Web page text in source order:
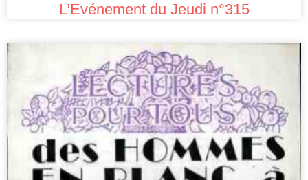
L’Evénement du Jeudi n°315